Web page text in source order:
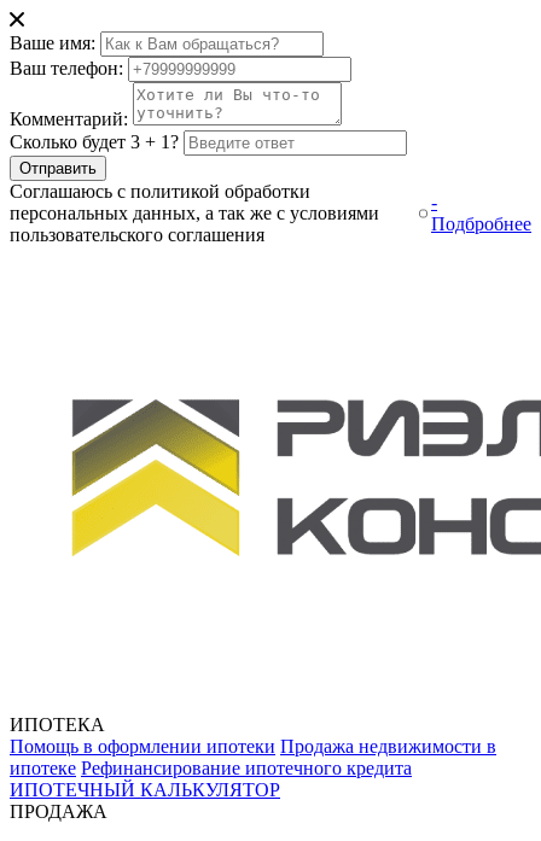
Ваше имя:
Ваш телефон:
Комментарий:
Сколько будет 3 + 1?
Отправить
Соглашаюсь с политикой обработки
персональных данных, а так же с условиями
пользовательского соглашения
-
Подбробнее
ИПОТЕКА
Помощь в оформлении ипотеки Продажа недвижимости в
ипотеке Рефинансирование ипотечного кредита
ИПОТЕЧНЫЙ КАЛЬКУЛЯТОР
ПРОДАЖА